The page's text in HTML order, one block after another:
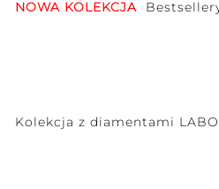
NOWA KOLEKCJA
Kolekcja z diamentami